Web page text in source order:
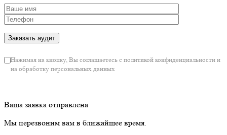
Нажимая на кнопку, Вы соглашаетесь с политикой конфиденциальности и
на обработку персональных данных
Ваша заявка отправлена
Мы перезвоним вам в ближайшее время.